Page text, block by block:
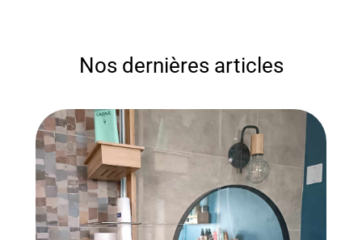
Nos dernières articles